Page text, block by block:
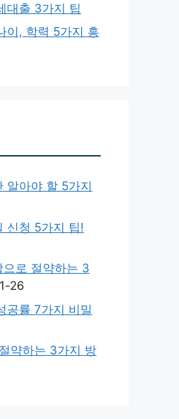
대출 3가지 팁
이, 학력 5가지 흥
알아야 할 5가지
신청 5가지 팁!
로 절약하는 3
26
공률 7가지 비밀
약하는 3가지 방